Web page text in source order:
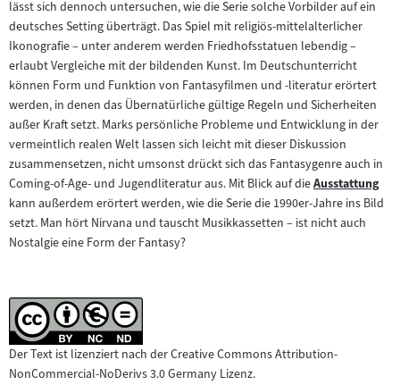
lässt sich dennoch untersuchen, wie die Serie solche Vorbilder auf ein
deutsches Setting überträgt. Das Spiel mit religiös-mittelalterlicher
Ikonografie – unter anderem werden Friedhofsstatuen lebendig –
erlaubt Vergleiche mit der bildenden Kunst. Im Deutschunterricht
können Form und Funktion von Fantasyfilmen und -literatur erörtert
werden, in denen das Übernatürliche gültige Regeln und Sicherheiten
außer Kraft setzt. Marks persönliche Probleme und Entwicklung in der
vermeintlich realen Welt lassen sich leicht mit dieser Diskussion
zusammensetzen, nicht umsonst drückt sich das Fantasygenre auch in
Coming-of-Age- und Jugendliteratur aus. Mit Blick auf dieZum
Inhalt:
Ausstattung
kann außerdem erörtert werden, wie die Serie die 1990er-Jahre ins Bild
setzt. Man hört Nirvana und tauscht Musikkassetten – ist nicht auch
Nostalgie eine Form der Fantasy?
Der Text ist lizenziert nach der Creative Commons Attribution-
NonCommercial-NoDerivs 3.0 Germany Lizenz.